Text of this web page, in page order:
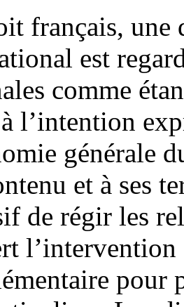
français, une
est
comme
l’intention
générale
et à ses
de régir les
l’intervention
pour